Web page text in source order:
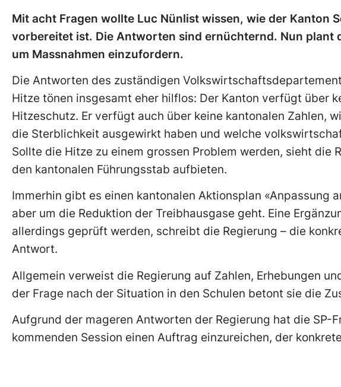
Mit acht Fragen wollte Luc Nünlist wissen, wie der Kanton
vorbereitet ist. Die Antworten sind ernüchternd. Nun plant
um Massnahmen einzufordern.
Die Antworten des zuständigen
Hitze tönen insgesamt eher hilflos: Der Kanton verfügt über
Hitzeschutz. Er verfügt auch über keine kantonalen Zahlen,
die Sterblichkeit ausgewirkt haben und welche
Sollte die Hitze zu einem grossen Problem werden, sieht die
den kantonalen Führungsstab aufbieten.
Immerhin gibt es einen kantonalen Aktionsplan «Anpassung
aber um die Reduktion der Treibhausgase geht. Eine
allerdings geprüft werden, schreibt die Regierung – die
Antwort.
Allgemein verweist die Regierung auf Zahlen, Erhebungen
der Frage nach der Situation in den Schulen betont sie die
Aufgrund der mageren Antworten der Regierung hat die SP-
kommenden Session einen Auftrag einzureichen, der